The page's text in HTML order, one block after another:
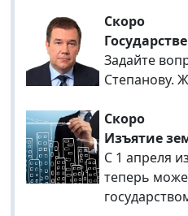
Скоро
Задайте
Степанову.
Скоро
Изъятие
С 1 апреля
теперь